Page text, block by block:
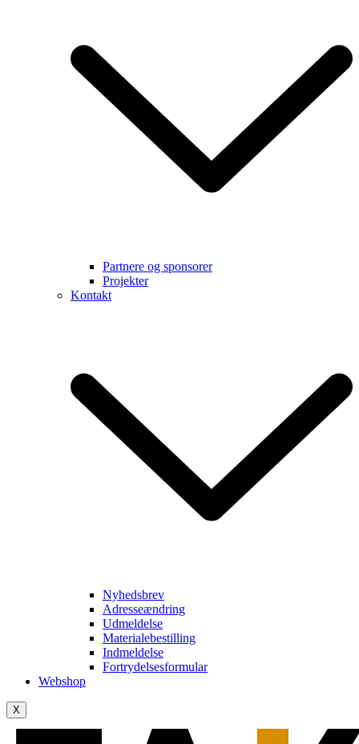
Partnere og sponsorer
Projekter
Kontakt
Nyhedsbrev
Adresseændring
Udmeldelse
Materialebestilling
Indmeldelse
Fortrydelsesformular
Webshop
X